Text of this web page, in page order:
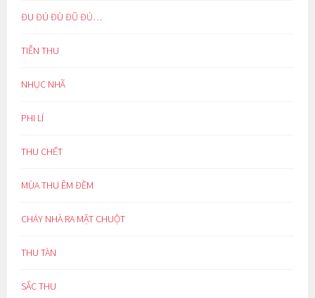
ĐU ĐÚ ĐÙ ĐŨ ĐỦ…
TIỄN THU
NHỤC NHÃ
PHI LÍ
THU CHẾT
MÙA THU ÊM ĐỀM
CHÁY NHÀ RA MẶT CHUỘT
THU TÀN
SẮC THU